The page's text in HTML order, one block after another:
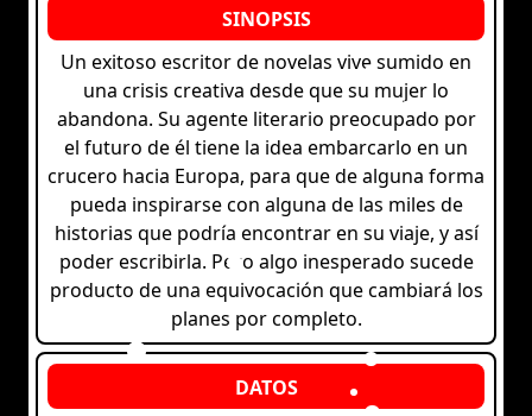
Un exitoso escritor de novelas vive sumido en
una crisis creativa desde que su mujer lo
abandona. Su agente literario preocupado por
el futuro de él tiene la idea embarcarlo en un
crucero hacia Europa, para que de alguna forma
pueda inspirarse con alguna de las miles de
historias que podría encontrar en su viaje, y así
poder escribirla. Pero algo inesperado sucede
producto de una equivocación que cambiará los
planes por completo.